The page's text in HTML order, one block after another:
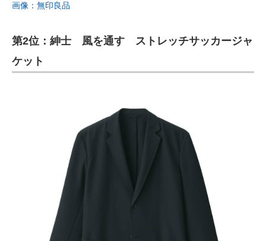
画像：無印良品
第2位：紳士 風を通す ストレッチサッカージャ
ケット